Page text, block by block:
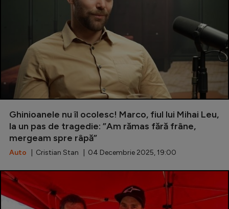
EURO 2024
Stranieri
Clasamente
Tenis
Handbal
Natație
Formula 1
Auto
Ghinioanele nu îl ocolesc! Marco, fiul lui Mihai Leu,
la un pas de tragedie: ”Am rămas fără frâne,
mergeam spre râpă”
Auto | Cristian Stan | 04 Decembrie 2025, 19:00